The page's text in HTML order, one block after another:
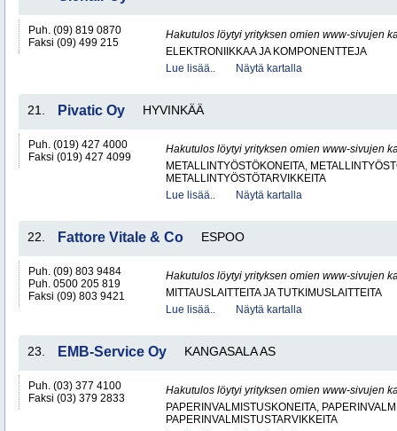
Puh. (09) 819 0870
Faksi (09) 499 215
Hakutulos löytyi yrityksen omien www-sivujen
ELEKTRONIIKKAA JA KOMPONENTTEJA
Lue lisää..
Näytä kartalla
21. Pivatic Oy HYVINKÄÄ
Puh. (019) 427 4000
Faksi (019) 427 4099
Hakutulos löytyi yrityksen omien www-sivujen
METALLINTYÖSTÖKONEITA,
METALLINTYÖSTÖTARVIKKEITA
Lue lisää..
Näytä kartalla
22. Fattore Vitale & Co ESPOO
Puh. (09) 803 9484
Puh. 0500 205 819
Faksi (09) 803 9421
Hakutulos löytyi yrityksen omien www-sivujen
MITTAUSLAITTEITA JA TUTKIMUSLAITTEITA
Lue lisää..
Näytä kartalla
23. EMB-Service Oy KANGASALA AS
Puh. (03) 377 4100
Faksi (03) 379 2833
Hakutulos löytyi yrityksen omien www-sivujen
PAPERINVALMISTUSKONEITA,
PAPERINVALMISTUSTARVIKKEITA